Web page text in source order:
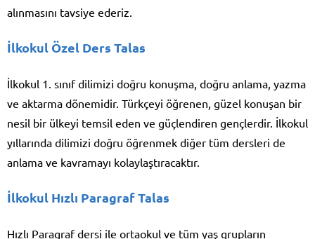
alınmasını tavsiye ederiz.
İlkokul Özel Ders Talas
İlkokul 1. sınıf dilimizi doğru konuşma, doğru anlama, yazma
ve aktarma dönemidir. Türkçeyi öğrenen, güzel konuşan bir
nesil bir ülkeyi temsil eden ve güçlendiren gençlerdir. İlkokul
yıllarında dilimizi doğru öğrenmek diğer tüm dersleri de
anlama ve kavramayı kolaylaştıracaktır.
İlkokul Hızlı Paragraf Talas
Hızlı Paragraf dersi ile ortaokul ve tüm yaş grupların